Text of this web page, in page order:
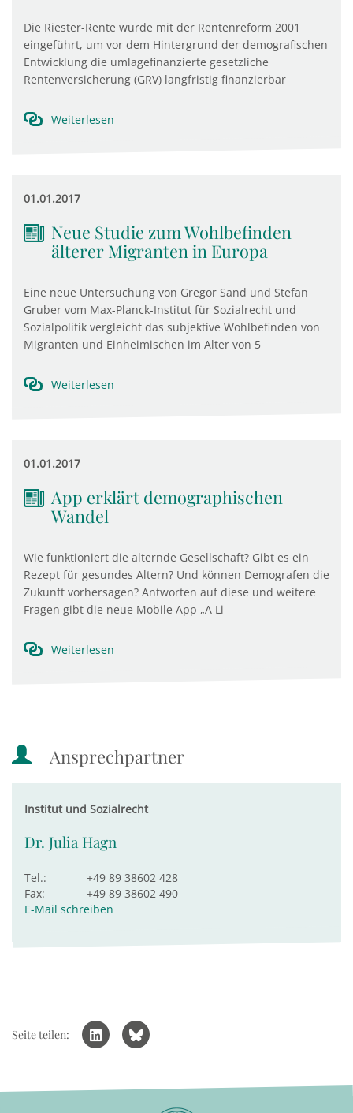
Die Riester-Rente wurde mit der Rentenreform 2001
eingeführt, um vor dem Hintergrund der demografischen
Entwicklung die umlagefinanzierte gesetzliche
Rentenversicherung (GRV) langfristig finanzierbar
Weiterlesen
01.01.2017
Neue Studie zum Wohlbefinden
älterer Migranten in Europa
Eine neue Untersuchung von Gregor Sand und Stefan
Gruber vom Max-Planck-Institut für Sozialrecht und
Sozialpolitik vergleicht das subjektive Wohlbefinden von
Migranten und Einheimischen im Alter von 5
Weiterlesen
01.01.2017
App erklärt demographischen
Wandel
Wie funktioniert die alternde Gesellschaft? Gibt es ein
Rezept für gesundes Altern? Und können Demografen die
Zukunft vorhersagen? Antworten auf diese und weitere
Fragen gibt die neue Mobile App „A Li
Weiterlesen
Ansprechpartner
Institut und Sozialrecht
Dr. Julia Hagn
Tel.:
+49 89 38602 428
Fax:
+49 89 38602 490
E-Mail schreiben
Seite teilen: